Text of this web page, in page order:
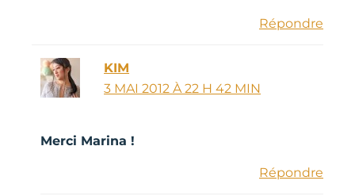
Répondre
KIM
3 MAI 2012 À 22 H 42 MIN
Merci Marina !
Répondre